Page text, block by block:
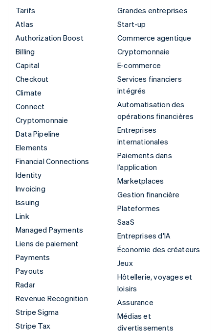
Tarifs
Atlas
Authorization Boost
Billing
Capital
Checkout
Climate
Connect
Cryptomonnaie
Data Pipeline
Elements
Financial Connections
Identity
Invoicing
Issuing
Link
Managed Payments
Liens de paiement
Payments
Payouts
Radar
Revenue Recognition
Stripe Sigma
Stripe Tax
Grandes entreprises
Start-up
Commerce agentique
Cryptomonnaie
E-commerce
Services financiers
intégrés
Automatisation des
opérations financières
Entreprises
internationales
Paiements dans
l’application
Marketplaces
Gestion financière
Plateformes
SaaS
Entreprises d'IA
Économie des créateurs
Jeux
Hôtellerie, voyages et
loisirs
Assurance
Médias et
divertissements